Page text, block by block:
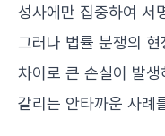
성사에만 집중하여 서
그러나 법률 분쟁의
차이로 큰 손실이 발
갈리는 안타까운 사례